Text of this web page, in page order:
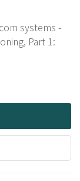
systems -
Part 1: